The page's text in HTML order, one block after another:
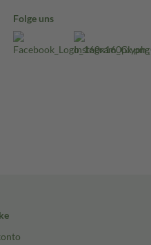
Folge uns